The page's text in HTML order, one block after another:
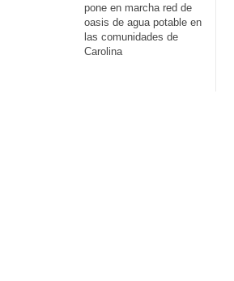
pone en marcha red de
oasis de agua potable en
las comunidades de
Carolina